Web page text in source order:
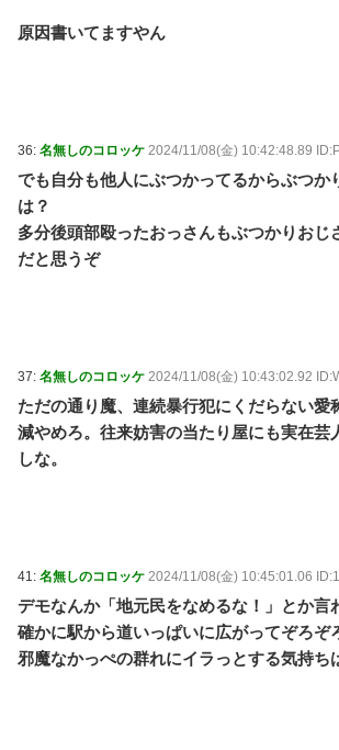
原因書いてますやん
36: 名無しのコロッケ 2024/11/08(金) 10:42:48.89
でも自分も他人にぶつかってるからぶつか
は？
多分後頭部殴ったおっさんもぶつかりおじ
だと思うぞ
37: 名無しのコロッケ 2024/11/08(金) 10:43:02.92
ただの通り魔、連続暴行犯にくだらない愛
減やめろ。往来妨害の当たり屋にも実在芸
しな。
41: 名無しのコロッケ 2024/11/08(金) 10:45:01.06
デモなんか「地元民をなめるな！」とか言
確かに駅から道いっぱいに広がってぞろぞ
邪魔なかっぺの群れにイラっとする気持ち